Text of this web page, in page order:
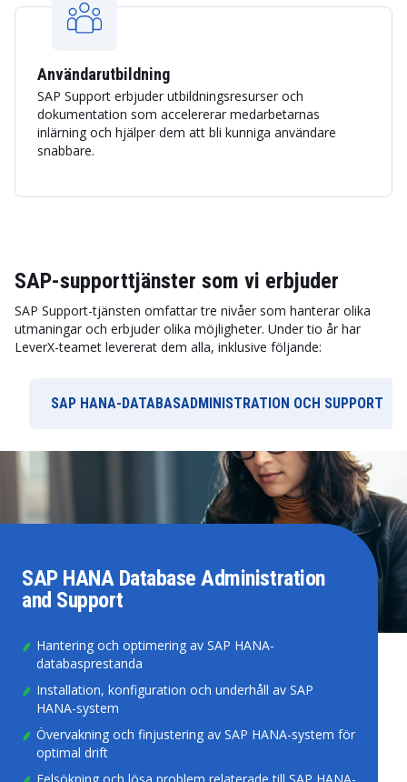
Användarutbildning
SAP Support erbjuder utbildningsresurser och
dokumentation som accelererar medarbetarnas
inlärning och hjälper dem att bli kunniga användare
snabbare.
SAP-supporttjänster som vi erbjuder
SAP Support-tjänsten omfattar tre nivåer som hanterar olika
utmaningar och erbjuder olika möjligheter. Under tio år har
LeverX-teamet levererat dem alla, inklusive följande:
SAP HANA-DATABASADMINISTRATION OCH SUPPORT
SAP HANA Database Administration
and Support
Hantering och optimering av SAP HANA-
databasprestanda
Installation, konfiguration och underhåll av SAP
HANA-system
Övervakning och finjustering av SAP HANA-system för
optimal drift